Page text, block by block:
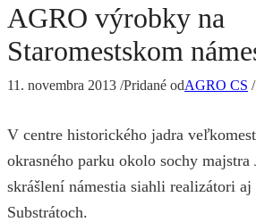
AGRO výrobky na
Staromestskom
11. novembra 2013 /Pridané odAGRO CS /
V centre historického jadra
okrasného parku okolo sochy majstra
skrášlení námestia siahli realizátori
Substrátoch.